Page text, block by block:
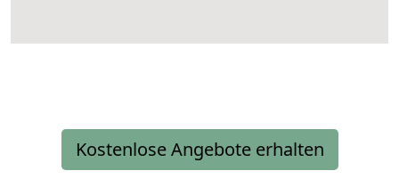
Kostenlose Angebote erhalten